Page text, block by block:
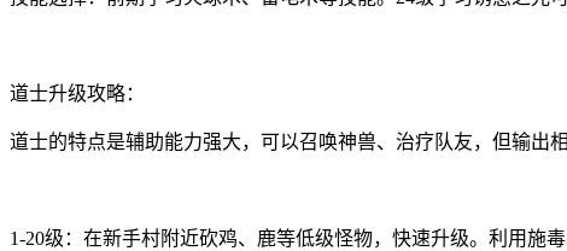
道士升级攻略：
道士的特点是辅助能力强大，可以召唤神兽、治疗队友，但输出相
1-20级：在新手村附近砍鸡、鹿等低级怪物，快速升级。利用施